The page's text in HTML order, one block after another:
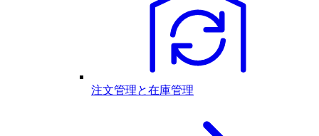
注文管理と在庫管理